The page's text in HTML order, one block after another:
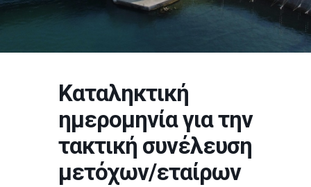
Καταληκτική
ημερομηνία για την
τακτική συνέλευση
μετόχων/εταίρων